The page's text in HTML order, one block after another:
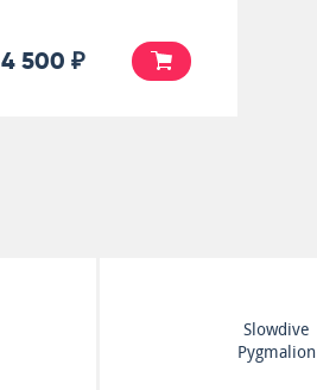
4 500 ₽
Slowdive
Pygmalion